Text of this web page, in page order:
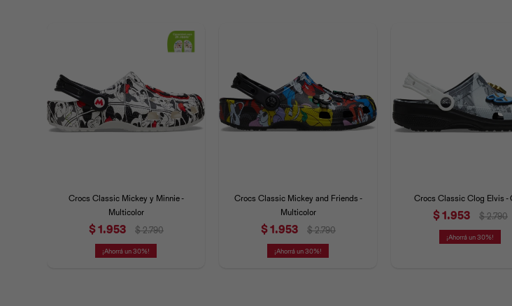
Crocs Classic Mickey y Minnie -
Multicolor
$1.953 $ 2.790
30
Crocs Classic Mickey and Friends -
Multicolor
$1.953 $ 2.790
30
Crocs Classic Clog Elvis -
$1.953 $ 2.790
30